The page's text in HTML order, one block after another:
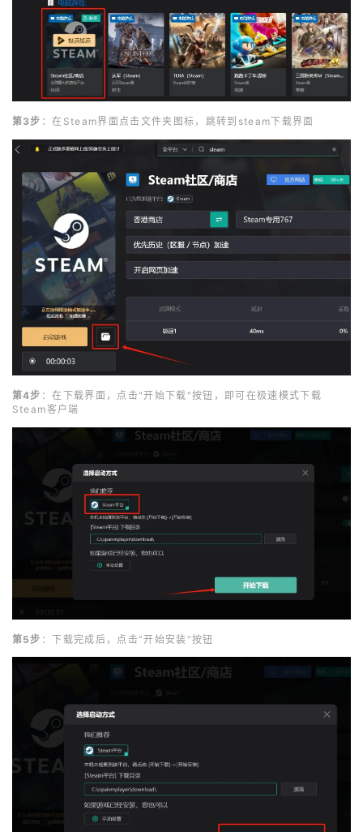
第3步 ：在Steam界面点击文件夹图标，跳转到steam下载界面
第4步 ：在下载界面，点击"开始下载"按钮，即可在极速模式下载
Steam客户端
第5步 ：下载完成后，点击”开始安装“按钮